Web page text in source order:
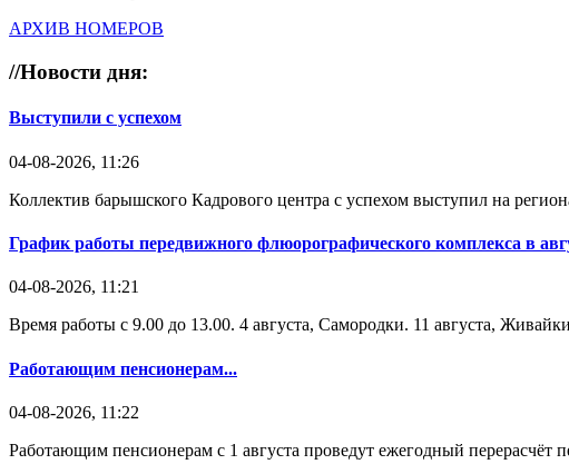
АРХИВ НОМЕРОВ
//Новости дня:
Выступили с успехом
04-08-2026, 11:26
Коллектив барышского Кадрового центра с успехом выступил на
График работы передвижного флюорографического комплекса в
04-08-2026, 11:21
Время работы с 9.00 до 13.00. 4 августа, Самородки. 11 августа,
Работающим пенсионерам...
04-08-2026, 11:22
Работающим пенсионерам с 1 августа проведут ежегодный